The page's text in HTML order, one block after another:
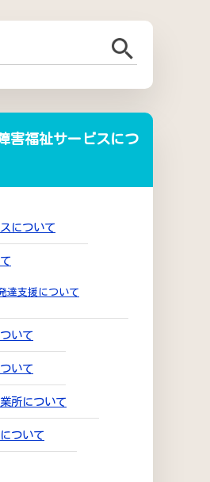
害福祉サービスにつ
について
達支援について
いて
いて
所について
ついて